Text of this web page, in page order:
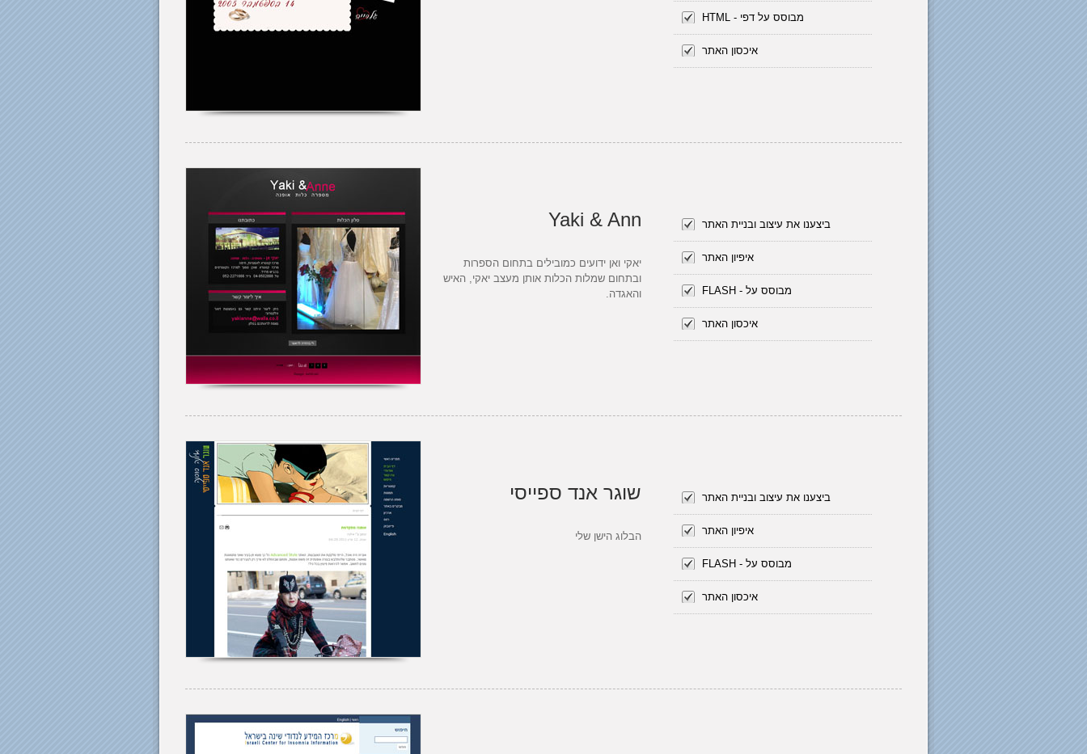
HTML - מבוסס על דפי
איכסון האתר
Yaki & Ann
יאקי ואן ידועים כמובילים בתחום הספרות
ובתחום שמלות הכלות אותן מעצב יאקי, האיש
והאגדה.
ביצענו את עיצוב ובניית האתר
איפיון האתר
FLASH - מבוסס על
איכסון האתר
שוגר אנד ספייסי
הבלוג הישן שלי
ביצענו את עיצוב ובניית האתר
איפיון האתר
FLASH - מבוסס על
איכסון האתר